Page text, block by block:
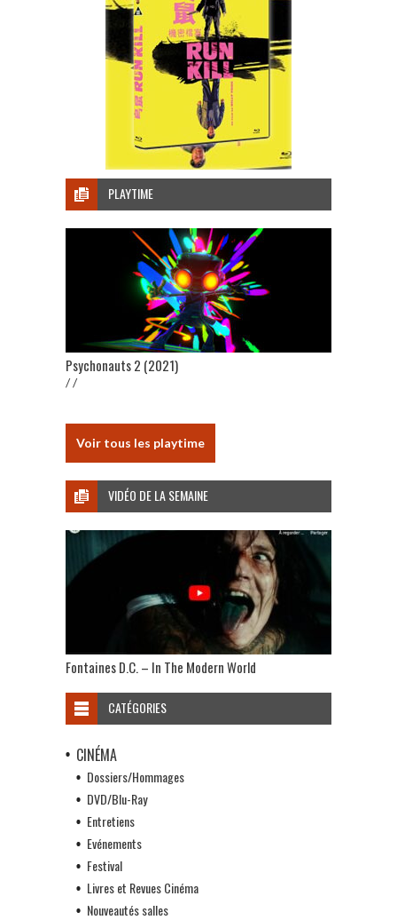
PLAYTIME
Psychonauts 2 (2021)
/ /
Voir tous les playtime
VIDÉO DE LA SEMAINE
Fontaines D.C. – In The Modern World
CATÉGORIES
CINÉMA
Dossiers/Hommages
DVD/Blu-Ray
Entretiens
Evénements
Festival
Livres et Revues Cinéma
Nouveautés salles